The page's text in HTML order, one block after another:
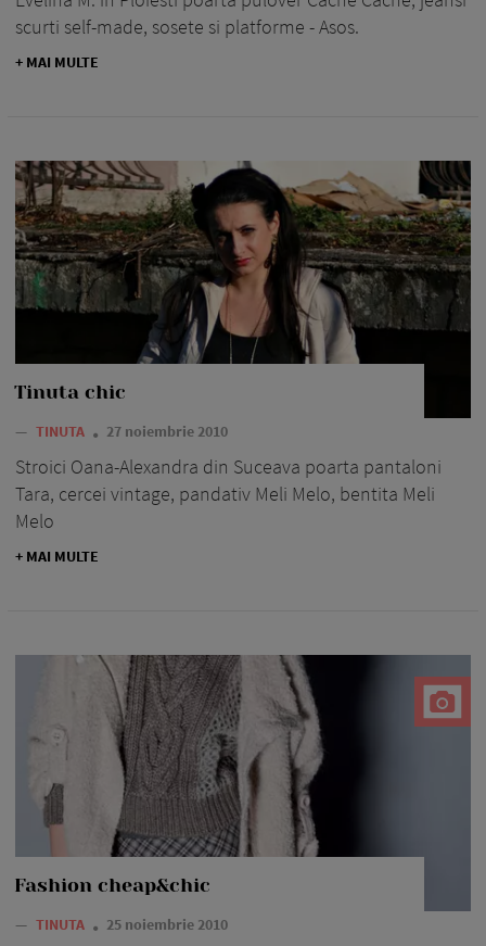
scurti self-made, sosete si platforme - Asos.
+ MAI MULTE
Tinuta chic
— TINUTA 27 noiembrie 2010
Stroici Oana-Alexandra din Suceava poarta pantaloni
Tara, cercei vintage, pandativ Meli Melo, bentita Meli
Melo
+ MAI MULTE
Fashion cheap&chic
— TINUTA 25 noiembrie 2010